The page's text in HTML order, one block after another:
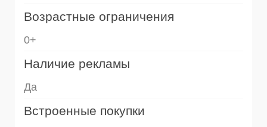
Возрастные ограничения
0+
Наличие рекламы
Да
Встроенные покупки